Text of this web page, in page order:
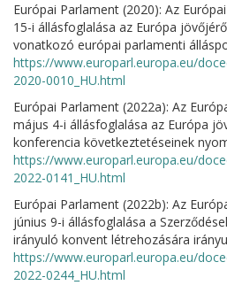
Európai Parlament (2020): Az
15-i állásfoglalása az Európa
vonatkozó európai parlamenti
https://www.europarl.europa.eu/
2020-0010_HU.html
Európai Parlament (2022a): Az
május 4-i állásfoglalása az Európa
konferencia következtetéseinek
https://www.europarl.europa.eu/
2022-0141_HU.html
Európai Parlament (2022b): Az
június 9-i állásfoglalása a
irányuló konvent létrehozására
https://www.europarl.europa.eu/
2022-0244_HU.html